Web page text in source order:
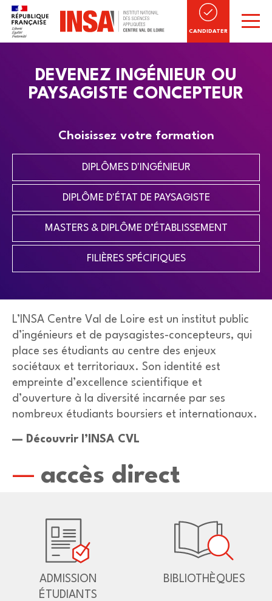
CANDIDATER
DEVENEZ INGÉNIEUR OU
PAYSAGISTE CONCEPTEUR
Choisissez votre formation
DIPLÔMES D'INGÉNIEUR
DIPLÔME D'ÉTAT DE PAYSAGISTE
MASTERS & DIPLÔME D’ÉTABLISSEMENT
FILIÈRES SPÉCIFIQUES
L’INSA Centre Val de Loire est un institut public
d’ingénieurs et de paysagistes-concepteurs, qui
place ses étudiants au centre des enjeux
sociétaux et territoriaux. Son identité est
empreinte d’excellence scientifique et
d’ouverture à la diversité incarnée par ses
nombreux étudiants boursiers et internationaux.
— Découvrir l’INSA CVL
accès direct
ADMISSION
ÉTUDIANTS
BIBLIOTHÈQUES